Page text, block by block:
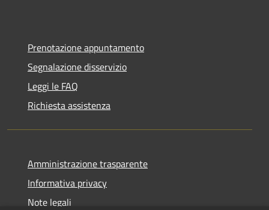
Prenotazione appuntamento
Segnalazione disservizio
Leggi le FAQ
Richiesta assistenza
Amministrazione trasparente
Informativa privacy
Note legali